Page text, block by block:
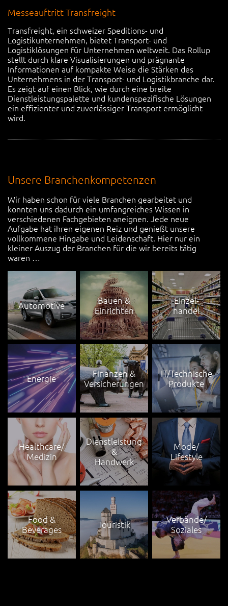
Messeauftritt Transfreight
Transfreight, ein schweizer Speditions- und
Logistikunternehmen, bietet Transport- und
Logistiklösungen für Unternehmen weltweit. Das Rollup
stellt durch klare Visualisierungen und prägnante
Informationen auf kompakte Weise die Stärken des
Unternehmens in der Transport- und Logistikbranche dar.
Es zeigt auf einen Blick, wie durch eine breite
Dienstleistungspalette und kundenspezifische Lösungen
ein effizienter und zuverlässiger Transport ermöglicht
wird.
Unsere Branchenkompetenzen
Wir haben schon für viele Branchen gearbeitet und
konnten uns dadurch ein umfangreiches Wissen in
verschiedenen Fachgebieten aneignen. Jede neue
Aufgabe hat ihren eigenen Reiz und genießt unsere
vollkommene Hingabe und Leidenschaft. Hier nur ein
kleiner Auszug der Branchen für die wir bereits tätig
waren …
Automotive
Bauen &
Einrichten
Einzel-
handel
Energie
Finanzen &
Versicherungen
IT/Technische
Produkte
Healthcare/
Medizin
Dienstleistung
&
Handwerk
Mode/
Lifestyle
Food &
Beverages
Touristik
Verbände/
Soziales